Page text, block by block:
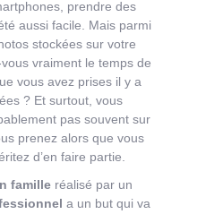
prendre des
aussi facile. Mais parmi
stockées sur votre
vraiment le temps de
vous avez prises il y a
? Et surtout, vous
pas souvent sur
prenez alors que vous
d’en faire partie.
familleréalisé par un
a un but qui va